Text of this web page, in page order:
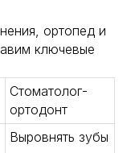
ортопед и
ключевые
Стоматолог-
ортодонт
Выровнять зубы